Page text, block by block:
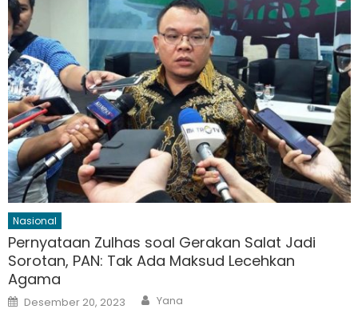
Nasional
Pernyataan Zulhas soal Gerakan Salat Jadi
Sorotan, PAN: Tak Ada Maksud Lecehkan
Agama
Posted
on
Desember 20, 2023 Author
Yana